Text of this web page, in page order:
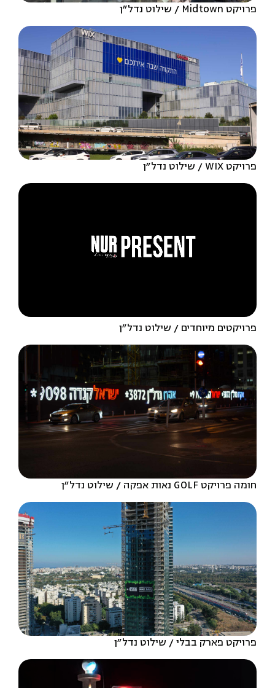
פרויקט Midtown שילוט נדל״ן
פרויקט WIX שילוט נדל״ן
פרויקטים מיוחדים שילוט נדל״ן
חומה פרויקט GOLF נאות אפקה שילוט נדל״ן
פרויקט פארק בבלי שילוט נדל״ן